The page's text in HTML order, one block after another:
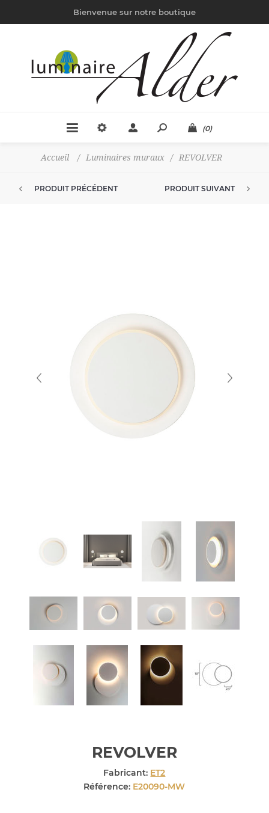
Bienvenue sur notre boutique
(0)
Accueil / Luminaires muraux / REVOLVER
PRODUIT PRÉCÉDENT PRODUIT SUIVANT
REVOLVER
Fabricant: ET2
Référence: E20090-MW